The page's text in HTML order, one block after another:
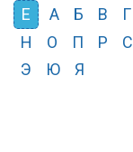
Е А Б В Г
Н
О П Р С
Э
Ю Я